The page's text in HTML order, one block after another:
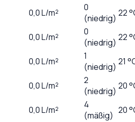
0,0L/m²
0
(niedrig) 22
0,0L/m²
0
(niedrig) 22
0,0L/m²
1
(niedrig) 21
0,0L/m²
2
(niedrig) 20
0,0L/m²
4
(mäßig) 20